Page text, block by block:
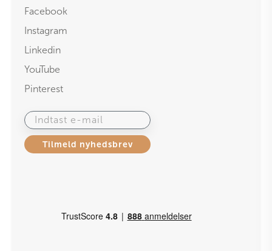
Facebook
Instagram
Linkedin
YouTube
Pinterest
Indtast e-mail
Tilmeld nyhedsbrev